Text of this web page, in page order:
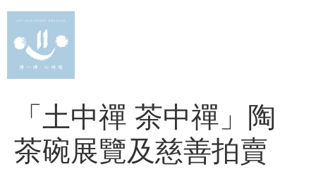
Skip
content
「土中禪 茶中禪」陶
茶碗展覽及慈善拍賣